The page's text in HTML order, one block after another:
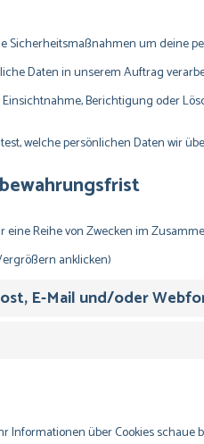
Sicherheitsmaßnahmen um deine
Daten in unserem Auftrag
Berichtigung oder
welche persönlichen Daten wir
eine Reihe von Zwecken im
anklicken)
E-Mail und/oder
Informationen über Cookies